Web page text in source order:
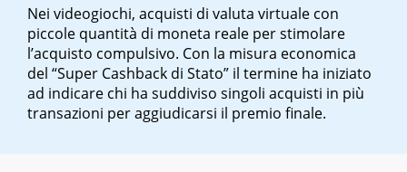
Nei videogiochi, acquisti di valuta virtuale con
piccole quantità di moneta reale per stimolare
l’acquisto compulsivo. Con la misura economica
del “Super Cashback di Stato” il termine ha iniziato
ad indicare chi ha suddiviso singoli acquisti in più
transazioni per aggiudicarsi il premio finale.